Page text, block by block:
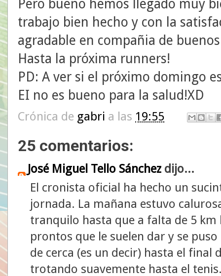
Pero bueno hemos llegado muy
trabajo bien hecho y con la
agradable en compañia de
Hasta la próxima runners!
PD: A ver si el próximo domingo
EI no es bueno para la salud!XD
Crónica de gabri a las 19:55
25 comentarios:
José Miguel Tello Sánchez dijo...
El cronista oficial ha hecho un
jornada. La mañana estuvo
tranquilo hasta que a falta de 5 km
prontos que le suelen dar y se
de cerca (es un decir) hasta el final
trotando suavemente hasta el